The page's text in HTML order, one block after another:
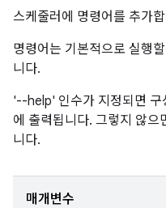
스케줄러에 명령어를 추가
명령어는 기본적으로 실행
니다.
'--help' 인수가 지정되면
에 출력됩니다. 그렇지 않으
니다.
매개변수